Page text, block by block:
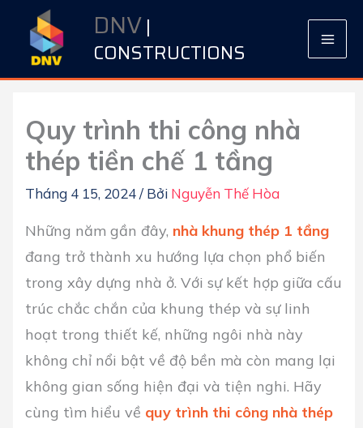
DNV|
CONSTRUCTIONS
Quy trình thi công nhà
thép tiền chế 1 tầng
Tháng 4 15, 2024/ Bởi Nguyễn Thế Hòa
Những năm gần đây, nhà khung thép 1 tầng
đang trở thành xu hướng lựa chọn phổ biến
trong xây dựng nhà ở. Với sự kết hợp giữa cấu
trúc chắc chắn của khung thép và sự linh
hoạt trong thiết kế, những ngôi nhà này
không chỉ nổi bật về độ bền mà còn mang lại
không gian sống hiện đại và tiện nghi. Hãy
cùng tìm hiểu về quy trình thi công nhà thép